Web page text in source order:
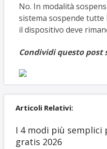
No. In modalità
sistema sospende
il dispositivo deve
Condividi questo post
Articoli Relativi:
I 4 modi più semplici
gratis 2026